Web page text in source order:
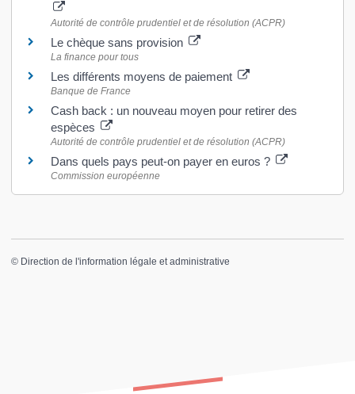
Autorité de contrôle prudentiel et de résolution (ACPR)
Le chèque sans provision
La finance pour tous
Les différents moyens de paiement
Banque de France
Cash back : un nouveau moyen pour retirer des
espèces
Autorité de contrôle prudentiel et de résolution (ACPR)
Dans quels pays peut-on payer en euros ?
Commission européenne
© Direction de l'information légale et administrative